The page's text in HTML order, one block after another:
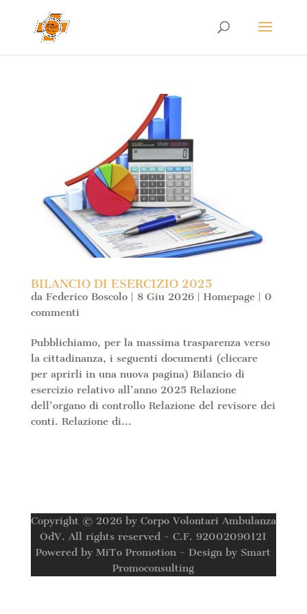
BILANCIO DI ESERCIZIO 2025
da Federico Boscolo| 8 Giu 2026| Homepage| 0
commenti
Pubblichiamo, per la massima trasparenza verso
la cittadinanza, i seguenti documenti (cliccare
per aprirli in una nuova pagina) Bilancio di
esercizio relativo all’anno 2025 Relazione
dell’organo di controllo Relazione del revisore dei
conti. Relazione di...
Copyright © 2026 by Corpo Volontari Ambulanza
OdV. All rights reserved - C.F. 92002090121
Powered by MiTo Promotion - Design by Smart
Promoconsulting